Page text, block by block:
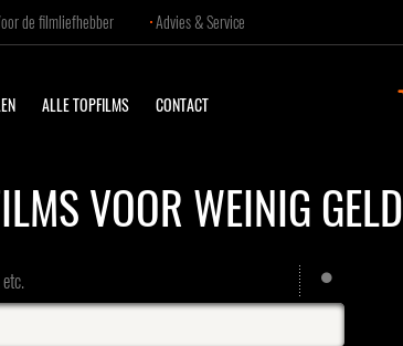
de filmliefhebber Advies & Service
ALLE TOPFILMS CONTACT
VOOR WEINIG GELD